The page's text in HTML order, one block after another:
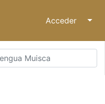
Acceder ↓